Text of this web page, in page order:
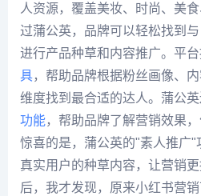
人资源，覆盖美妆、时尚、美
过蒲公英，品牌可以轻松找到与
进行产品种草和内容推广。平
具，帮助品牌根据粉丝画像、
维度找到最合适的达人。蒲公
功能，帮助品牌了解营销效果
惊喜的是，蒲公英的"素人推广"
真实用户的种草内容，让营销
后，我才发现，原来小红书营